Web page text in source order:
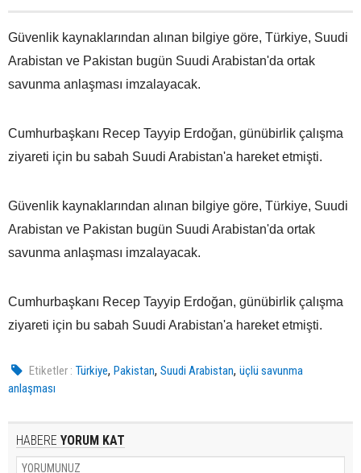
Güvenlik kaynaklarından alınan bilgiye göre, Türkiye, Suudi
Arabistan ve Pakistan bugün Suudi Arabistan'da ortak
savunma anlaşması imzalayacak.
Cumhurbaşkanı Recep Tayyip Erdoğan, günübirlik çalışma
ziyareti için bu sabah Suudi Arabistan'a hareket etmişti.
Güvenlik kaynaklarından alınan bilgiye göre, Türkiye, Suudi
Arabistan ve Pakistan bugün Suudi Arabistan'da ortak
savunma anlaşması imzalayacak.
Cumhurbaşkanı Recep Tayyip Erdoğan, günübirlik çalışma
ziyareti için bu sabah Suudi Arabistan'a hareket etmişti.
Etiketler : Türkiye,Pakistan,Suudi Arabistan,üçlü savunma
anlaşması
HABERE YORUM KAT